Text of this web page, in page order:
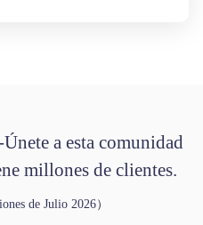
a esta comunidad
millones de clientes.
de Julio 2026）